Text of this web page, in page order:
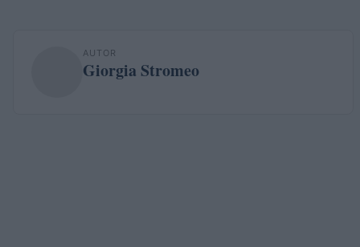
AUTOR
Giorgia Stromeo